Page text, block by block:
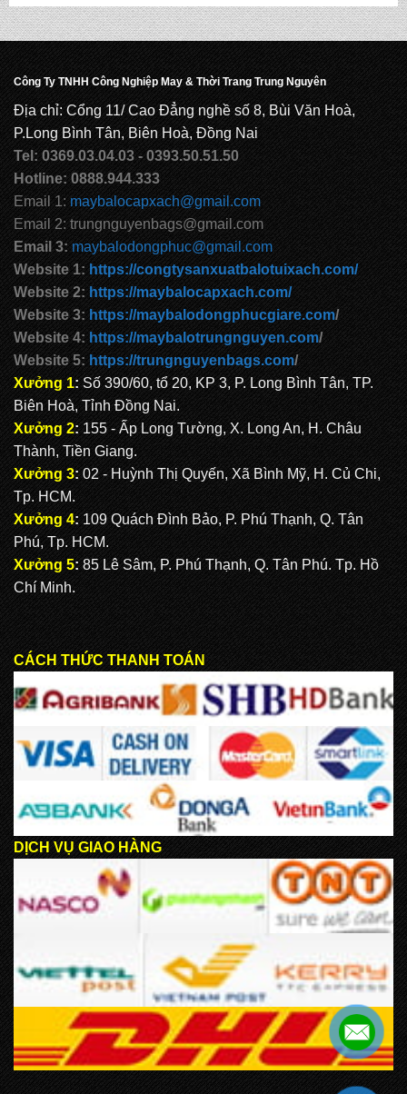
Công Ty TNHH Công Nghiệp May & Thời Trang Trung Nguyên
Địa chỉ: Cổng 11/ Cao Đẳng nghề số 8, Bùi Văn Hoà,
P.Long Bình Tân, Biên Hoà, Đồng Nai
Tel: 0369.03.04.03 - 0393.50.51.50
Hotline: 0888.944.333
Email 1: maybalocapxach@gmail.com
Email 2: trungnguyenbags@gmail.com
Email 3: maybalodongphuc@gmail.com
Website 1: https://congtysanxuatbalotuixach.com/
Website 2: https://maybalocapxach.com/
Website 3: https://maybalodongphucgiare.com/
Website 4: https://maybalotrungnguyen.com/
Website 5: https://trungnguyenbags.com/
Xưởng 1: Số 390/60, tổ 20, KP 3, P. Long Bình Tân, TP.
Biên Hoà, Tỉnh Đồng Nai.
Xưởng 2: 155 - Ấp Long Tường, X. Long An, H. Châu
Thành, Tiền Giang.
Xưởng 3: 02 - Huỳnh Thị Quyến, Xã Bình Mỹ, H. Củ Chi,
Tp. HCM.
Xưởng 4: 109 Quách Đình Bảo, P. Phú Thạnh, Q. Tân
Phú, Tp. HCM.
Xưởng 5: 85 Lê Sâm, P. Phú Thạnh, Q. Tân Phú. Tp. Hồ
Chí Minh.
CÁCH THỨC THANH TOÁN
DỊCH VỤ GIAO HÀNG